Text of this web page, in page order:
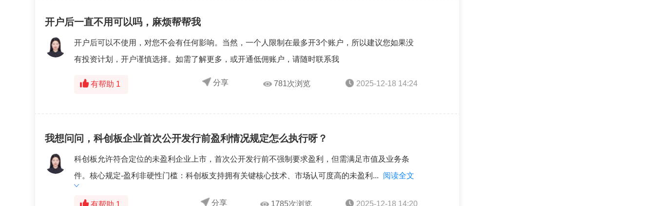
开户后一直不用可以吗，麻烦帮帮我
开户后可以不使用，对您不会有任何影响。当然，一个人限制在最多开3个账户，所以建议您如果没
有投资计划，开户谨慎选择。如需了解更多，或开通低佣账户，请随时联系我
有帮助 1 分享 781次浏览 2025-12-18 14:24
我想问问，科创板企业首次公开发行前盈利情况规定怎么执行呀？
科创板允许符合定位的未盈利企业上市，首次公开发行前不强制要求盈利，但需满足市值及业务条
件。核心规定-盈利非硬性门槛：科创板支持拥有关键核心技术、市场认可度高的未盈利...
阅读全文
有帮助 1 分享 1785次浏览 2025-12-18 14:20